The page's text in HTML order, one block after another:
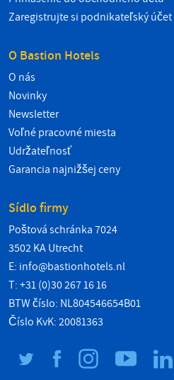
Zaregistrujte si podnikateľský účet
O Bastion Hotels
O nás
Novinky
Newsletter
Voľné pracovné miesta
Udržateľnosť
Garancia najnižšej ceny
Sídlo firmy
Poštová schránka 7024
3502 KA Utrecht
E: info@bastionhotels.nl
T: +31 (0)30 267 16 16
BTW číslo: NL804546654B01
Číslo KvK: 20081363